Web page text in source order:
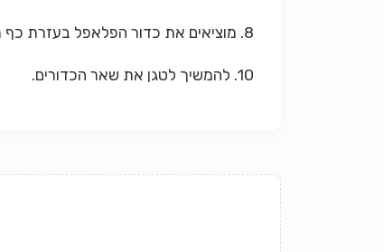
8. מוציאים את כדור הפלאפל בעזרת כף מחוררת.
10. להמשיך לטגן את שאר הכדורים .